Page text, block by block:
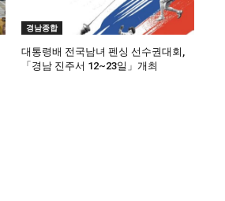
경남종합
대통령배 전국남녀 펜싱 선수권대회,
「경남 진주서 12~23일」개최